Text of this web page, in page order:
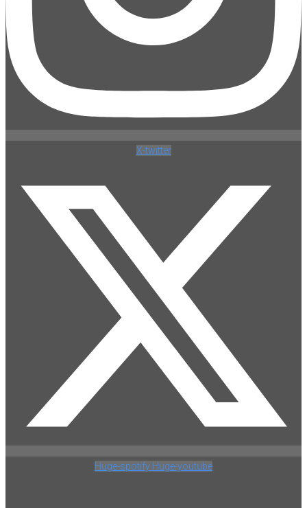
X-twitter
Huge-spotify Huge-youtube